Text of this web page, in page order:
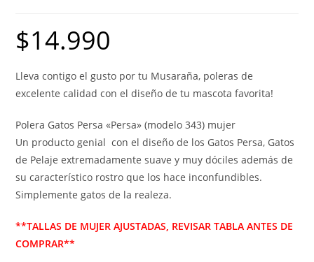
$14.990
Lleva contigo el gusto por tu Musaraña, poleras de
excelente calidad con el diseño de tu mascota favorita!
Polera Gatos Persa «Persa» (modelo 343) mujer
Un producto genial con el diseño de los Gatos Persa, Gatos
de Pelaje extremadamente suave y muy dóciles además de
su característico rostro que los hace inconfundibles.
Simplemente gatos de la realeza.
**TALLAS DE MUJER AJUSTADAS, REVISAR TABLA ANTES DE
COMPRAR**